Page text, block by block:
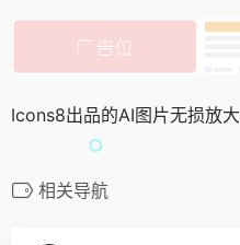
Icons8出品的AI图片无损放大
相关导航